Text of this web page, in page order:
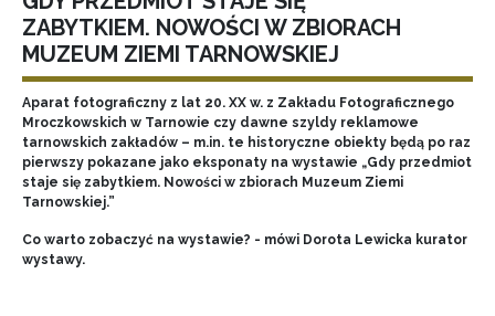
ZABYTKIEM. NOWOŚCI W ZBIORACH
MUZEUM ZIEMI TARNOWSKIEJ
Aparat fotograficzny z lat 20. XX w. z Zakładu Fotograficznego
Mroczkowskich w Tarnowie czy dawne szyldy reklamowe
tarnowskich zakładów – m.in. te historyczne obiekty będą po raz
pierwszy pokazane jako eksponaty na wystawie „Gdy przedmiot
staje się zabytkiem. Nowości w zbiorach Muzeum Ziemi
Tarnowskiej.”
Co warto zobaczyć na wystawie? - mówi Dorota Lewicka kurator
wystawy.